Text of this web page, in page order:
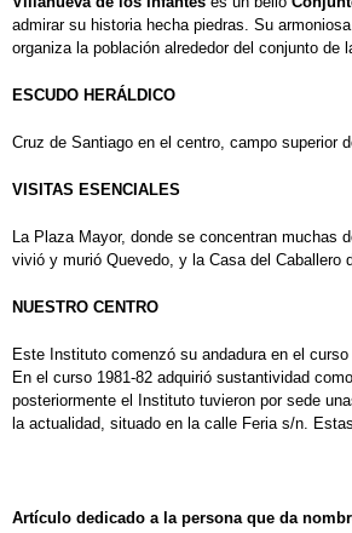
admirar su historia hecha piedras. Su
organiza la población alrededor del conjunto de
ESCUDO HERÁLDICO
Cruz de Santiago en el centro, campo superior
VISITAS ESENCIALES
La Plaza Mayor, donde se concentran muchas
vivió y murió Quevedo, y la Casa del Caballero
NUESTRO CENTRO
Este Instituto comenzó su andadura en el
En el curso 1981-82 adquirió sustantividad
posteriormente el Instituto tuvieron por sede
la actualidad, situado en la calle Feria s/n.
Artículo dedicado a la persona que da